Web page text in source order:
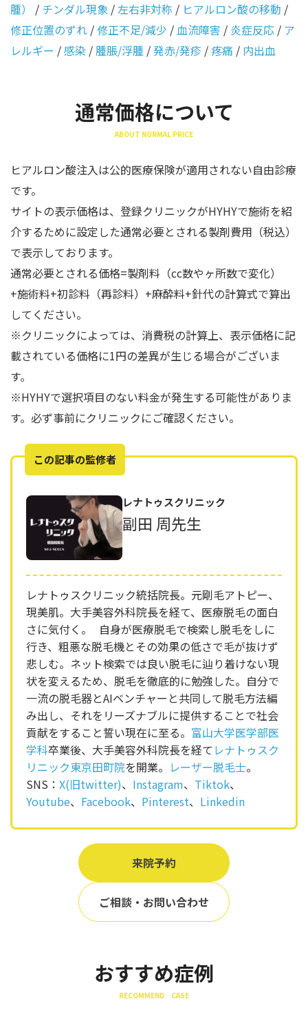
腫）
/ チンダル現象 /左右非対称 / ヒアルロン酸の移動 /
修正位置のずれ /修正不足/減少 /血流障害 / 炎症反応 / ア
レルギー /感染 /腫脹/浮腫 /発赤/発疹 /疼痛 / 内出血
通常価格について
ABOUT NORMAL PRICE
ヒアルロン酸注入は公的医療保険が適用されない自由診療
です。
サイトの表示価格は、登録クリニックがHYHYで施術を紹
介するために設定した通常必要とされる製剤費用（税込）
で表示しております。
通常必要とされる価格=製剤料（cc数やヶ所数で変化）
+施術料+初診料（再診料）+麻酔料+針代の計算式で算出
してください。
※クリニックによっては、消費税の計算上、表示価格に記
載されている価格に1円の差異が生じる場合がございま
す。
※HYHYで選択項目のない料金が発生する可能性がありま
す。必ず事前にクリニックにご確認ください。
この記事の監修者
レナトゥスクリニック
副田 周先生
レナトゥスクリニック統括院長。元剛毛アトピー、
現美肌。大手美容外科院長を経て、医療脱毛の面白
さに気付く。 自身が医療脱毛で検索し脱毛をしに
行き、粗悪な脱毛機とその効果の低さで毛が抜けず
悲しむ。ネット検索では良い脱毛に辿り着けない現
状を変えるため、脱毛を徹底的に勉強した。自分で
一流の脱毛器とAIベンチャーと共同して脱毛方法編
み出し、それをリーズナブルに提供することで社会
貢献をすること誓い現在に至る。 富山大学医学部医
学科卒業後、大手美容外科院長を経て レナトゥスク
リニック東京田町院を開業。 レーザー脱毛士。
SNS： X(旧twitter)、 Instagram、 Tiktok、
Youtube、 Facebook、 Pinterest、 Linkedin
来院予約
ご相談・お問い合わせ
おすすめ症例
RECOMMEND CASE